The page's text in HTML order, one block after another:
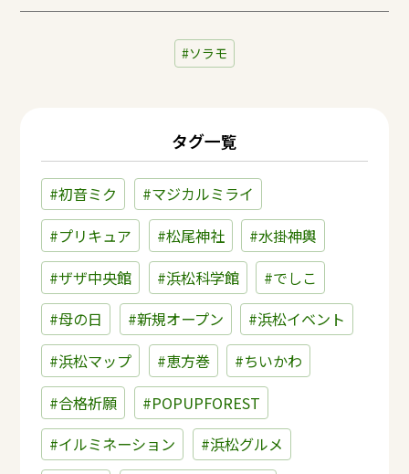
ソラモ
タグ一覧
#初音ミク
#マジカルミライ
#プリキュア
#松尾神社
#水掛神輿
#ザザ中央館
#浜松科学館
#でしこ
#母の日
#新規オープン
#浜松イベント
#浜松マップ
#恵方巻
#ちいかわ
#合格祈願
#POPUPFOREST
#イルミネーション
#浜松グルメ